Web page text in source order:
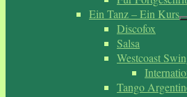
Ein Tanz – Ein Kurs
Discofox
Salsa
Westcoast
Tango